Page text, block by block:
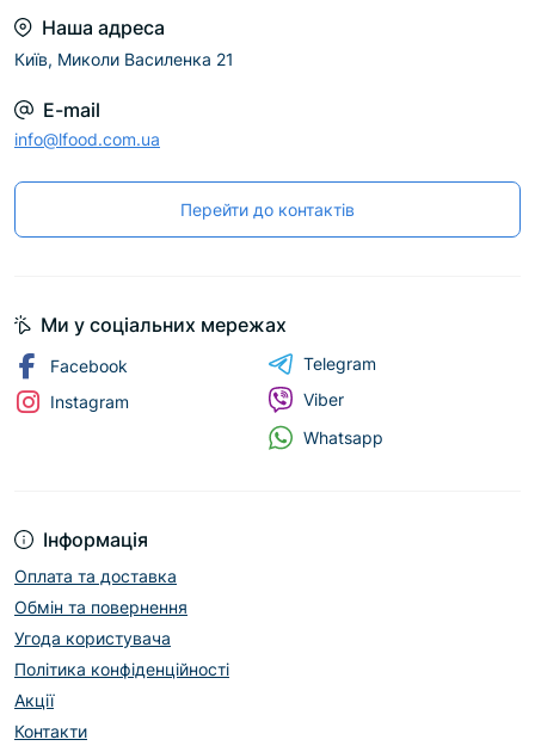
Наша адреса
Київ, Миколи Василенка 21
E-mail
info@lfood.com.ua
Перейти до контактів
Інформація
Оплата та доставка
Обмін та повернення
Угода користувача
Політика конфіденційності
Акції
Контакти
Ми у соціальних мережах
Facebook
Instagram
Telegram
Viber
Whatsapp